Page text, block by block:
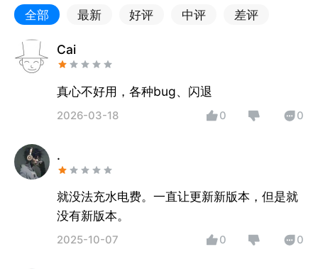
全部 最新 好评 中评 差评
Cai
真心不好用，各种bug、闪退
2026-03-18 0 0
.
就没法充水电费。一直让更新新版本，但是就
没有新版本。
2025-10-07 0 0